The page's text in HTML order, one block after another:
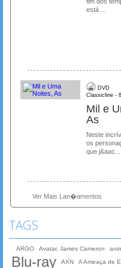
está ...
DVD
Classicline -
Mil e
As
Neste
os
que j&aac...
Ver Mais Lan�amentos
TAGS
ARGO Avatar, James Cameron
Blu-ray AXN A Ameaça de